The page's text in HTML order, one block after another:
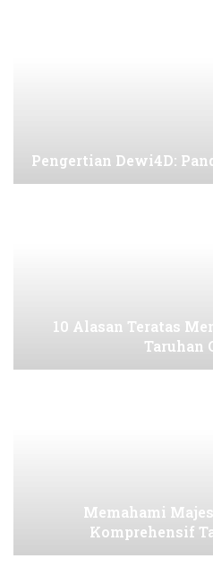
Pengertian Dewi4D:
10 Alasan Teratas
Taruhan
Memahami
Komprehensif